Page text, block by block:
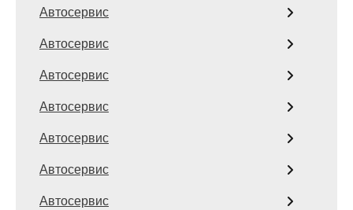
Автосервис
Автосервис
Автосервис
Автосервис
Автосервис
Автосервис
Автосервис